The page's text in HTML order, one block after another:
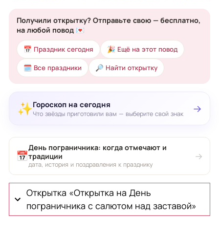
Получили открытку? Отправьте свою — бесплатно,
на любой повод 💌
📅 Праздник сегодня 🎉 Ещё на этот повод
🗓 Все праздники 🔎 Найти открытку
✨Гороскоп на сегодня
Что звёзды приготовили вам — выберите свой знак →
📅
День пограничника: когда отмечают и
традиции
дата, история и поздравления к празднику
→
Открытка «Открытка на День
пограничника с салютом над заставой»